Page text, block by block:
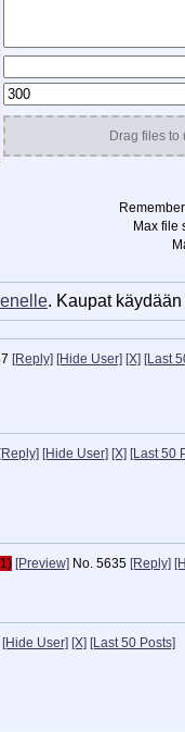
Drag files to
Max file
. Kaupat
[Reply] [Hide User] [X] [Last
[Reply] [Hide User] [X] [Last 50
[Preview] No. 5635 [Reply]
[Hide User] [X] [Last 50 Posts]